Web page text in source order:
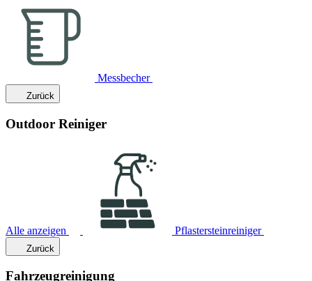
Messbecher
Zurück
Outdoor Reiniger
Alle anzeigen Pflastersteinreiniger
Zurück
Fahrzeugreinigung